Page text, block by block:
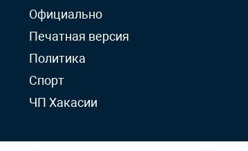
Официально
Печатная версия
Политика
Спорт
ЧП Хакасии